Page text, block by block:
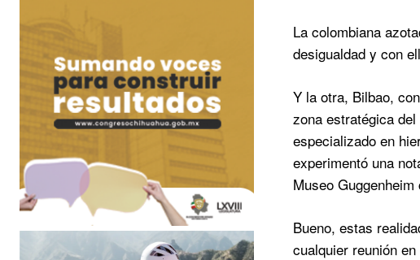
La colombiana
desigualdad y con
Y la otra, Bilbao,
zona estratégica
especializado en
experimentó una
Museo
Bueno, estas
cualquier reunión